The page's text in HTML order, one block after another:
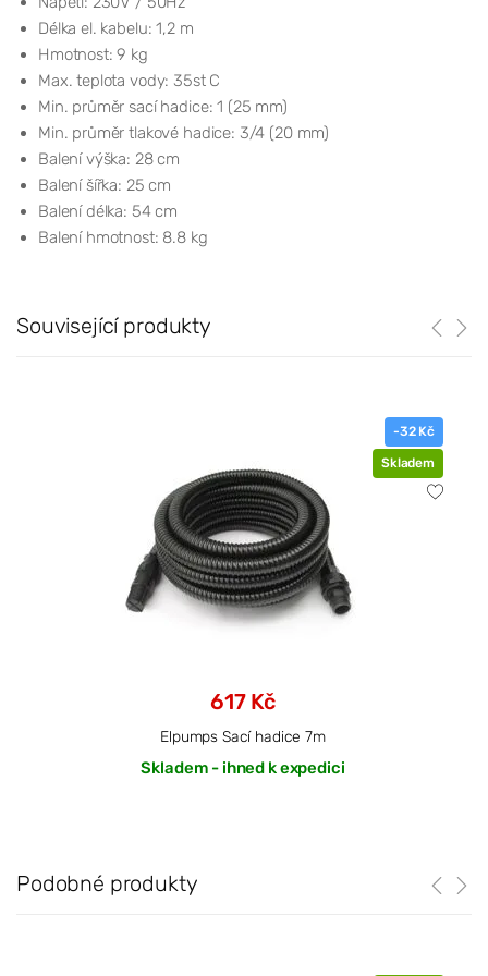
Délka el. kabelu: 1,2 m
Hmotnost: 9 kg
Max. teplota vody: 35st C
Min. průměr sací hadice: 1 (25 mm)
Min. průměr tlakové hadice: 3/4 (20 mm)
Balení výška: 28 cm
Balení šířka: 25 cm
Balení délka: 54 cm
Balení hmotnost: 8.8 kg
Související produkty
-32 Kč
Skladem
617 Kč
Elpumps Sací hadice 7m
Skladem - ihned k expedici
Podobné produkty